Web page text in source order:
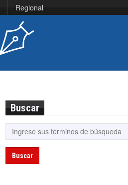
Regional
Buscar
Buscar